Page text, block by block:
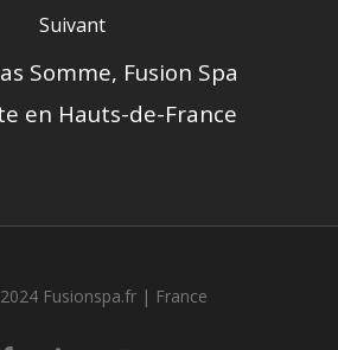
Suivant
Somme, Fusion Spa
en Hauts-de-France
Fusionspa.fr | France